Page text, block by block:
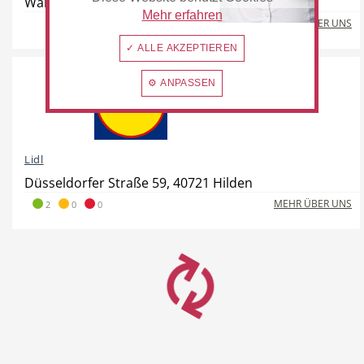
MEHR ÜBER UNS
Lidl
Düsseldorfer Straße 59, 40721 Hilden
2 0 0 MEHR ÜBER UNS
Mehr erfahren
✓ ALLE AKZEPTIEREN
⚙ ANPASSEN